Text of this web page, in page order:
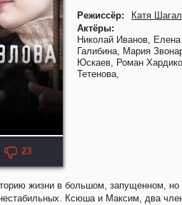
KP: 6.8
23
Режиссёр:
Катя
Актёры:
Николай Иванов,
Галибина, Мария
Юскаев, Роман
Тетенова,
жизни в большом, запущенном,
Ксюша и Максим, два